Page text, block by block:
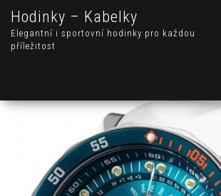
Hodinky – Kabelky
Elegantní i sportovní hodinky pro každou
příležitost